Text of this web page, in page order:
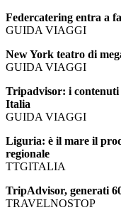
Federcatering entra a
GUIDA VIAGGI
New York teatro di
GUIDA VIAGGI
Tripadvisor: i contenuti
Italia
GUIDA VIAGGI
Liguria: è il mare il
regionale
TTGITALIA
TripAdvisor, generati
TRAVELNOSTOP